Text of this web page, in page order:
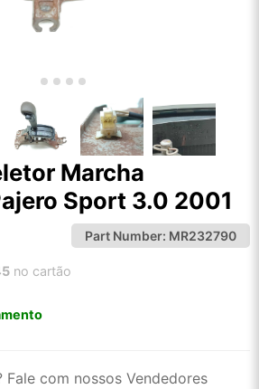
Marcha
Sport 3.0 2001
Part Number: MR232790
no cartão
Fale com nossos Vendedores